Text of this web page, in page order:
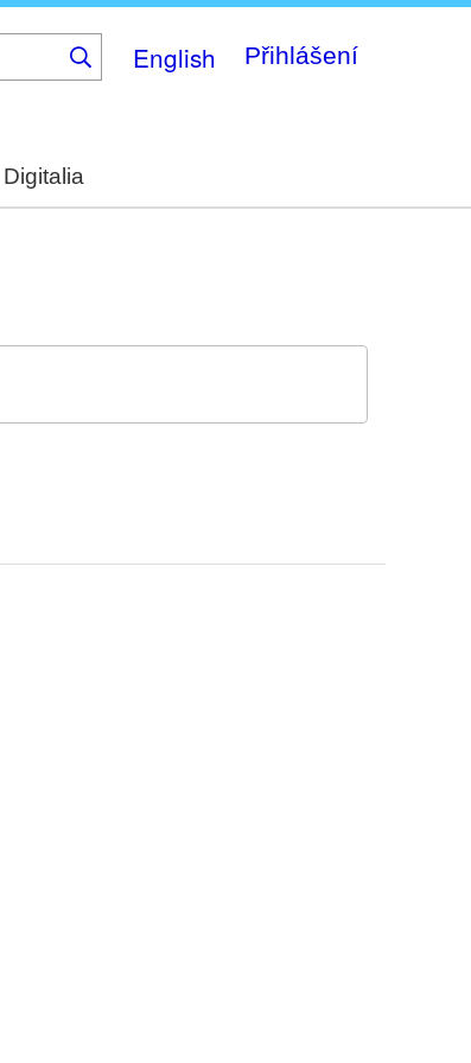
English Přihlášení
Digitalia